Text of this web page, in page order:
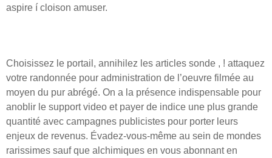
aspire í cloison amuser.
Choisissez le portail, annihilez les articles sonde , ! attaquez
votre randonnée pour administration de l’oeuvre filmée au
moyen du pur abrégé. On a la présence indispensable pour
anoblir le support video et payer de indice une plus grande
quantité avec campagnes publicistes pour porter leurs
enjeux de revenus. Évadez-vous-même au sein de mondes
rarissimes sauf que alchimiques en vous abonnant en